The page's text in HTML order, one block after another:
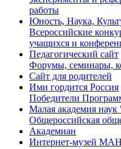
работы
Юность, Наука,
Всероссийские
учащихся и
Педагогический сайт
Форумы, семинары,
Сайт для родителей
Ими гордится Россия
Победители
Малая академия
Общероссийская
Академиан
Интернет-музей